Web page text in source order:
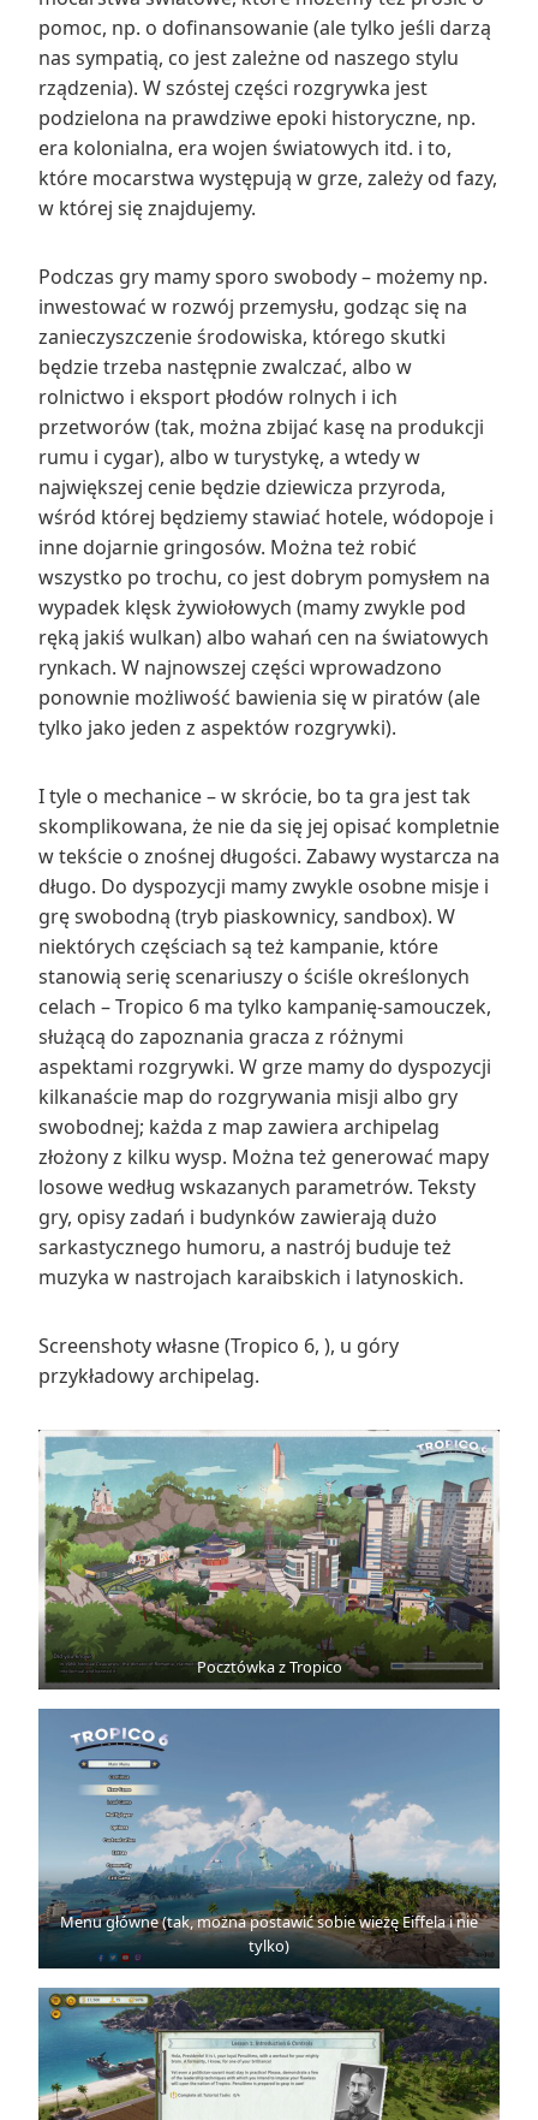
pomoc, np. o dofinansowanie (ale tylko jeśli darzą
nas sympatią, co jest zależne od naszego stylu
rządzenia). W szóstej części rozgrywka jest
podzielona na prawdziwe epoki historyczne, np.
era kolonialna, era wojen światowych itd. i to,
które mocarstwa występują w grze, zależy od fazy,
w której się znajdujemy.
Podczas gry mamy sporo swobody – możemy np.
inwestować w rozwój przemysłu, godząc się na
zanieczyszczenie środowiska, którego skutki
będzie trzeba następnie zwalczać, albo w
rolnictwo i eksport płodów rolnych i ich
przetworów (tak, można zbijać kasę na produkcji
rumu i cygar), albo w turystykę, a wtedy w
największej cenie będzie dziewicza przyroda,
wśród której będziemy stawiać hotele, wódopoje i
inne dojarnie gringosów. Można też robić
wszystko po trochu, co jest dobrym pomysłem na
wypadek klęsk żywiołowych (mamy zwykle pod
ręką jakiś wulkan) albo wahań cen na światowych
rynkach. W najnowszej części wprowadzono
ponownie możliwość bawienia się w piratów (ale
tylko jako jeden z aspektów rozgrywki).
I tyle o mechanice – w skrócie, bo ta gra jest tak
skomplikowana, że nie da się jej opisać kompletnie
w tekście o znośnej długości. Zabawy wystarcza na
długo. Do dyspozycji mamy zwykle osobne misje i
grę swobodną (tryb piaskownicy, sandbox). W
niektórych częściach są też kampanie, które
stanowią serię scenariuszy o ściśle określonych
celach – Tropico 6 ma tylko kampanię-samouczek,
służącą do zapoznania gracza z różnymi
aspektami rozgrywki. W grze mamy do dyspozycji
kilkanaście map do rozgrywania misji albo gry
swobodnej; każda z map zawiera archipelag
złożony z kilku wysp. Można też generować mapy
losowe według wskazanych parametrów. Teksty
gry, opisy zadań i budynków zawierają dużo
sarkastycznego humoru, a nastrój buduje też
muzyka w nastrojach karaibskich i latynoskich.
Screenshoty własne (Tropico 6, ), u góry
przykładowy archipelag.
Pocztówka z Tropico
Menu główne (tak, można postawić sobie wieżę Eiffela i nie
tylko)